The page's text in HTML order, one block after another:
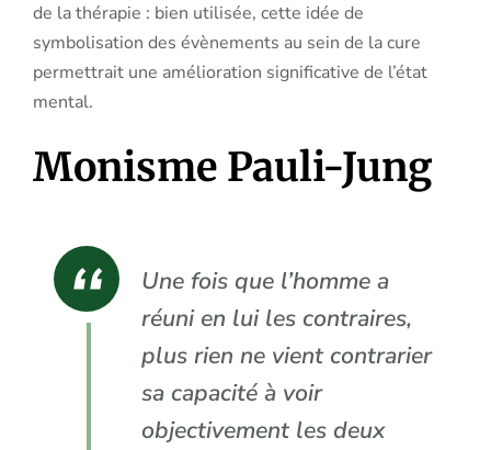
de la thérapie : bien utilisée, cette idée de
symbolisation des évènements au sein de la cure
permettrait une amélioration significative de l’état
mental.
Monisme Pauli-Jung
Une fois que l’homme a
réuni en lui les contraires,
plus rien ne vient contrarier
sa capacité à voir
objectivement les deux